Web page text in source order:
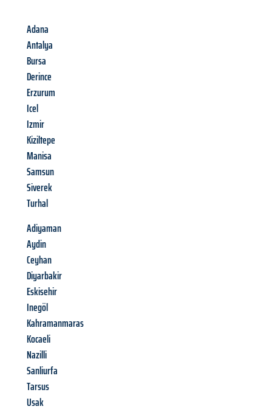
Adana
Antalya
Bursa
Derince
Erzurum
Icel
Izmir
Kiziltepe
Manisa
Samsun
Siverek
Turhal
Adiyaman
Aydin
Ceyhan
Diyarbakir
Eskisehir
Inegöl
Kahramanmaras
Kocaeli
Nazilli
Sanliurfa
Tarsus
Usak